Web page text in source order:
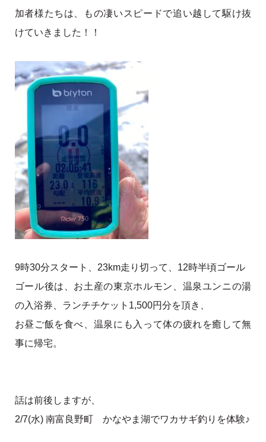
加者様たちは、もの凄いスピードで追い越して駆け抜
けていきました！！
9時30分スタート、23km走り切って、12時半頃ゴール
ゴール後は、お土産の東京ホルモン、温泉ユンニの湯
の入浴券、ランチチケット1,500円分を頂き、
お昼ご飯を食べ、温泉にも入って体の疲れを癒して無
事に帰宅。
話は前後しますが、
2/7(水) 南富良野町 かなやま湖でワカサギ釣りを体験♪